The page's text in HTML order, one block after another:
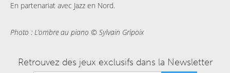
En partenariat avec Jazz en Nord.
Photo : L’ombre au piano © Sylvain Gripoix
Retrouvez des jeux exclusifs dans la Newsletter